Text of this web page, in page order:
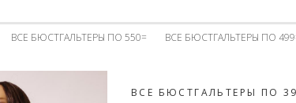
ВСЕ БЮСТГАЛЬТЕРЫ ПО 550= ВСЕ БЮСТГАЛЬТЕРЫ ПО
ВСЕ БЮСТГАЛЬТЕРЫ ПО